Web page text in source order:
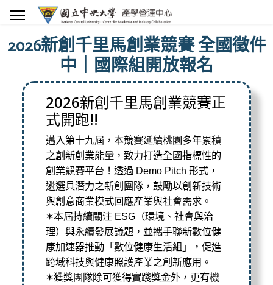
2026新創千里馬創業競賽 全國徵件
中｜國際組開放報名
2026新創千里馬創業競賽正
式開跑!!
邁入第十九屆，本競賽延續桃園多年累積
之創新創業能量， 致力打造全國指標性的
創業競賽平台！透過 Demo Pitch 形式，
遴選具潛力之新創團隊， 鼓勵以創新技術
與創意商業模式回應產業與社會需求。
✶本屆持續關注 ESG（環境、社會與治
理）與永續發展議題， 並攜手聯新數位健
康加速器推動「數位健康生活組」， 促進
跨域科技與健康照護產業之創新應用。
✶獲獎團隊除可獲得實踐獎金外， 更有機